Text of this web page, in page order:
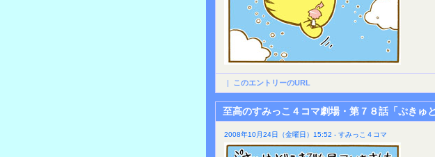
| このエントリーのURL
至高のすみっこ４コマ劇場・第７８話「ぷきゅ
2008年10月24日（金曜日）15:52 - すみっこ４コマ